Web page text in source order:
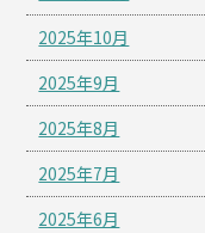
2025年10月
2025年9月
2025年8月
2025年7月
2025年6月